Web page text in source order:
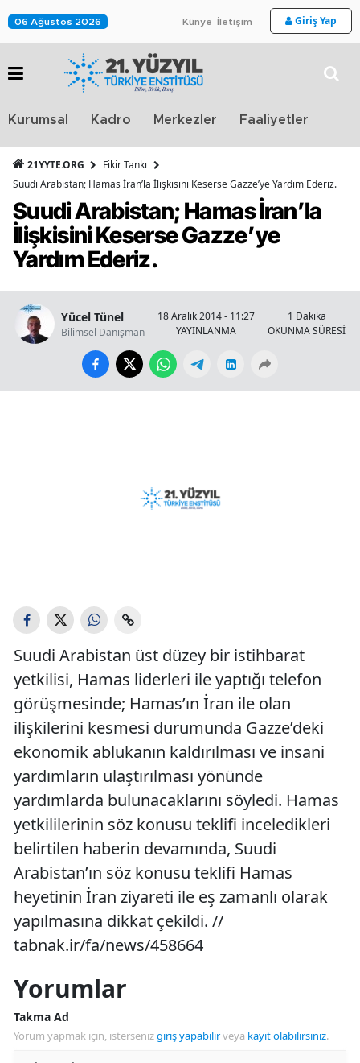
06 Ağustos 2026 Künye İletişim Giriş Yap
Kurumsal Kadro Merkezler Faaliyetler
21YYTE.ORG
Fikir Tankı
Suudi Arabistan; Hamas İran’la İlişkisini Keserse Gazze’ye Yardım Ederiz.
Suudi Arabistan; Hamas İran’la
İlişkisini Keserse Gazze’ye
Yardım Ederiz.
Yücel Tünel
Bilimsel Danışman
18 Aralık 2014 - 11:27
YAYINLANMA
1 Dakika
OKUNMA SÜRESİ
Suudi Arabistan üst düzey bir istihbarat
yetkilisi, Hamas liderleri ile yaptığı telefon
görüşmesinde; Hamas’ın İran ile olan
ilişkilerini kesmesi durumunda Gazze’deki
ekonomik ablukanın kaldırılması ve insani
yardımların ulaştırılması yönünde
yardımlarda bulunacaklarını söyledi. Hamas
yetkililerinin söz konusu teklifi inceledikleri
belirtilen haberin devamında, Suudi
Arabistan’ın söz konusu teklifi Hamas
heyetinin İran ziyareti ile eş zamanlı olarak
yapılmasına dikkat çekildi. //
tabnak.ir/fa/news/458664
Yorumlar
Takma Ad
Yorum yapmak için, istersenizgiriş yapabilirveya kayıt olabilirsiniz.